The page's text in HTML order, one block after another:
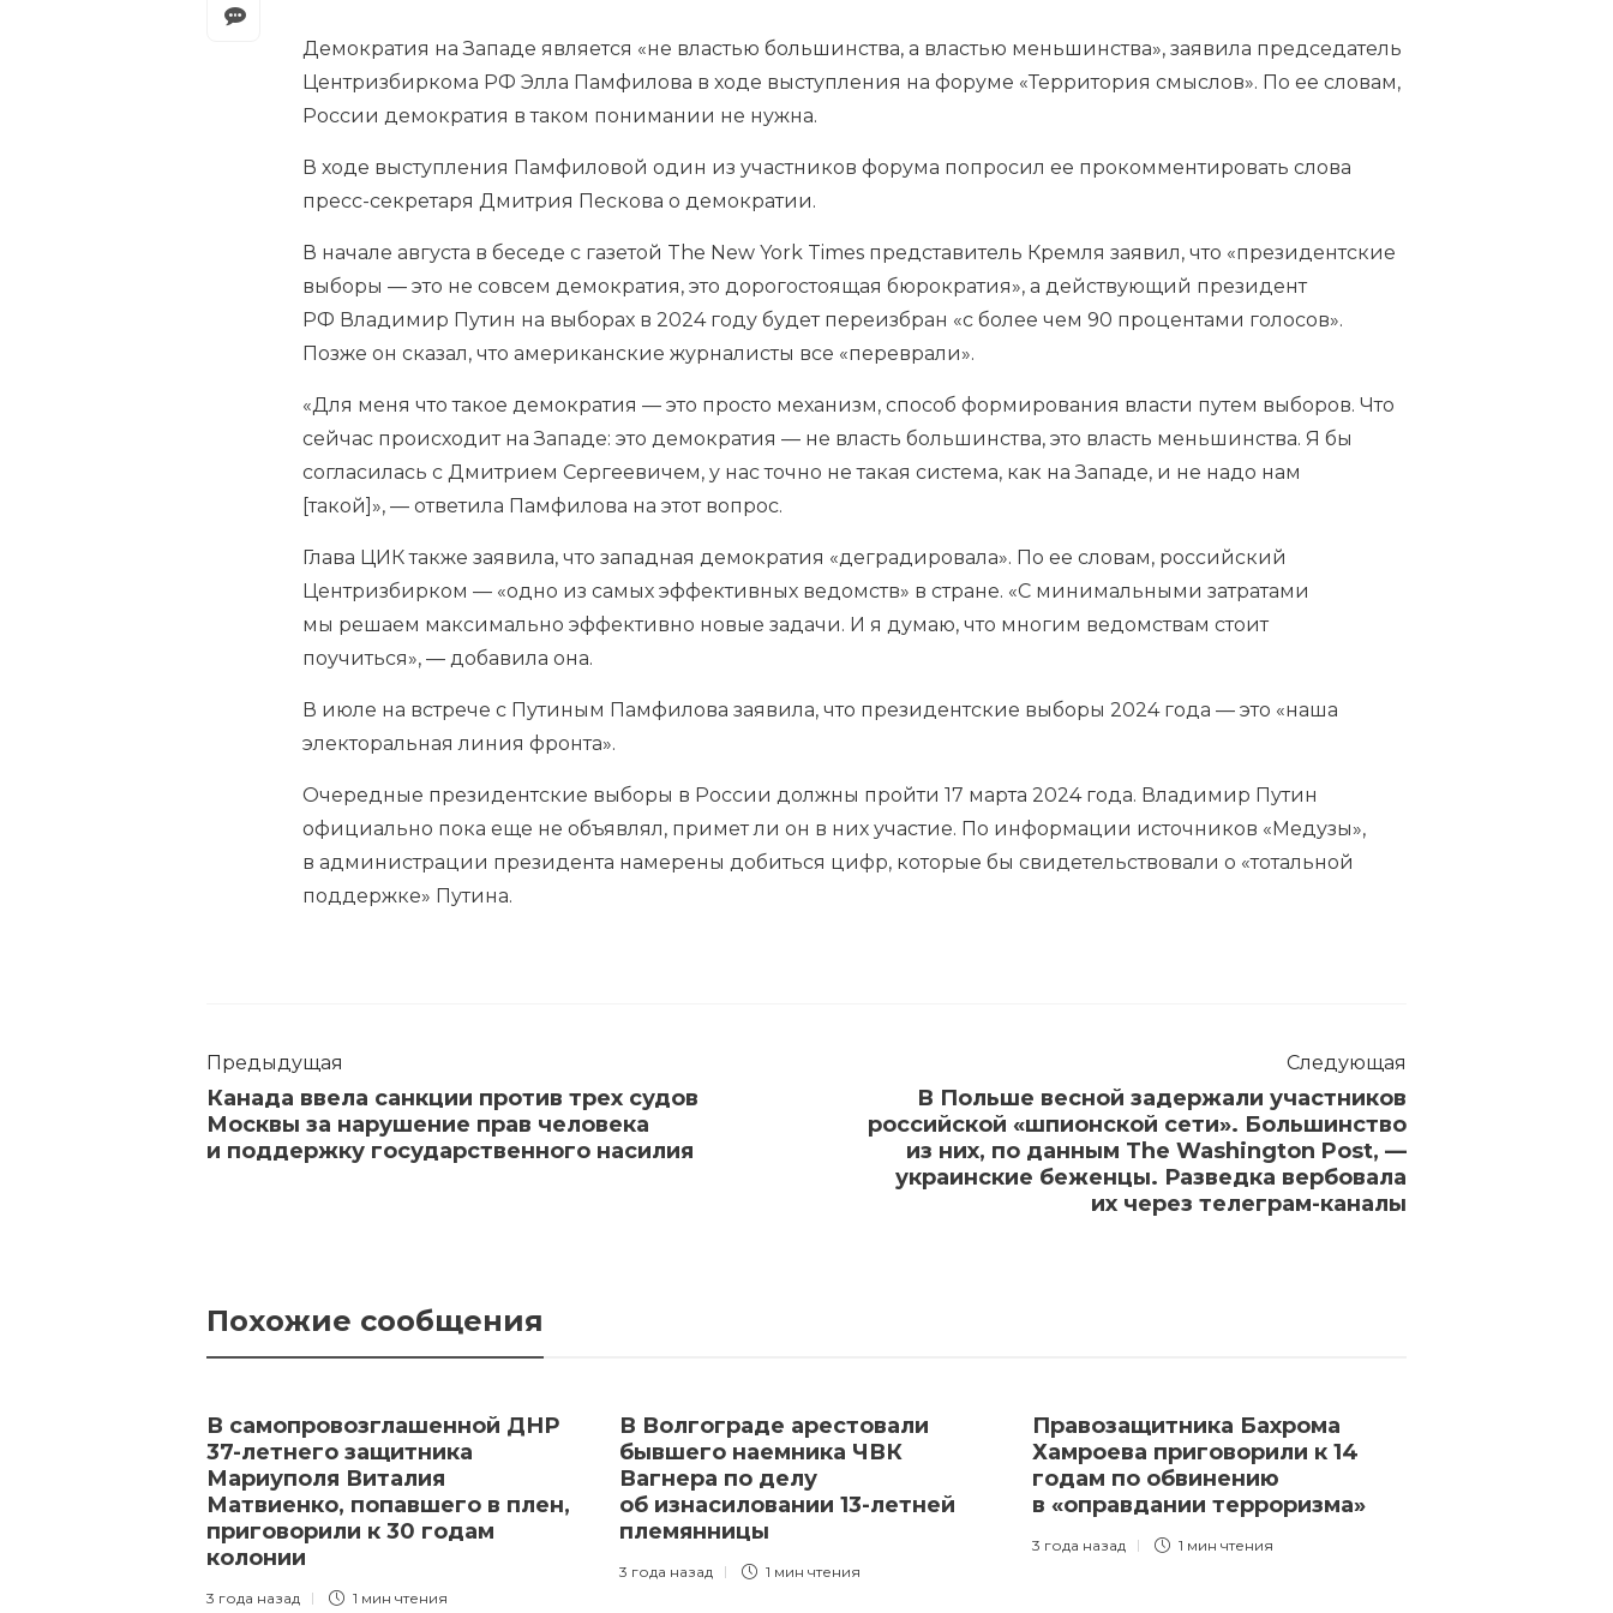
Демократия на Западе является «не властью большинства, а властью меньшинства», заявила председатель
Центризбиркома РФ Элла Памфилова в ходе выступления на форуме «Территория смыслов». По ее словам,
России демократия в таком понимании не нужна.
В ходе выступления Памфиловой один из участников форума попросил ее прокомментировать слова
пресс-секретаря Дмитрия Пескова о демократии.
В начале августа в беседе с газетой The New York Times представитель Кремля заявил, что «президентские
выборы — это не совсем демократия, это дорогостоящая бюрократия», а действующий президент
РФ Владимир Путин на выборах в 2024 году будет переизбран «с более чем 90 процентами голосов».
Позже он сказал, что американские журналисты все «переврали».
«Для меня что такое демократия — это просто механизм, способ формирования власти путем выборов. Что
сейчас происходит на Западе: это демократия — не власть большинства, это власть меньшинства. Я бы
согласилась с Дмитрием Сергеевичем, у нас точно не такая система, как на Западе, и не надо нам
[такой]», — ответила Памфилова на этот вопрос.
Глава ЦИК также заявила, что западная демократия «деградировала». По ее словам, российский
Центризбирком — «одно из самых эффективных ведомств» в стране. «С минимальными затратами
мы решаем максимально эффективно новые задачи. И я думаю, что многим ведомствам стоит
поучиться», — добавила она.
В июле на встрече с Путиным Памфилова заявила, что президентские выборы 2024 года — это «наша
электоральная линия фронта».
Очередные президентские выборы в России должны пройти 17 марта 2024 года. Владимир Путин
официально пока еще не объявлял, примет ли он в них участие. По информации источников «Медузы»,
в администрации президента намерены добиться цифр, которые бы свидетельствовали о «тотальной
поддержке» Путина.
Предыдущая
Канада ввела санкции против трех судов
Москвы за нарушение прав человека
и поддержку государственного насилия
Следующая
В Польше весной задержали участников
российской «шпионской сети». Большинство
из них, по данным The Washington Post, —
украинские беженцы. Разведка вербовала
их через телеграм-каналы
Похожие сообщения
В самопровозглашенной ДНР
37-летнего защитника
Мариуполя Виталия
Матвиенко, попавшего в плен,
приговорили к 30 годам
колонии
3 года назад 1 мин чтения
В Волгограде арестовали
бывшего наемника ЧВК
Вагнера по делу
об изнасиловании 13-летней
племянницы
3 года назад 1 мин чтения
Правозащитника Бахрома
Хамроева приговорили к 14
годам по обвинению
в «оправдании терроризма»
3 года назад 1 мин чтения